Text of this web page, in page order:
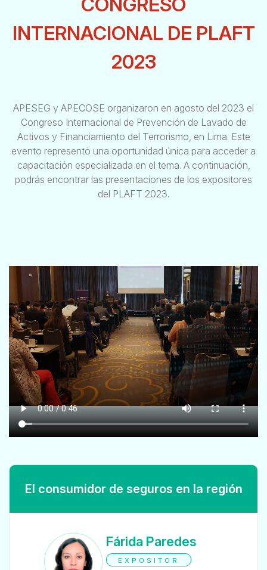
INTERNACIONAL DE PLAFT
2023
APESEG y APECOSE organizaron en agosto del 2023 el
Congreso Internacional de Prevención de Lavado de
Activos y Financiamiento del Terrorismo, en Lima. Este
evento representó una oportunidad única para acceder a
capacitación especializada en el tema. A continuación,
podrás encontrar las presentaciones de los expositores
del PLAFT 2023.
El consumidor de seguros en la región
Fárida Paredes
EXPOSITOR